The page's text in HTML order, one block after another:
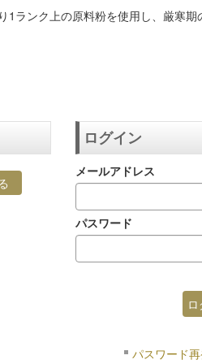
ランク上の原料粉を使用し、厳寒
ログイン
メールアドレス
パスワード
パスワード